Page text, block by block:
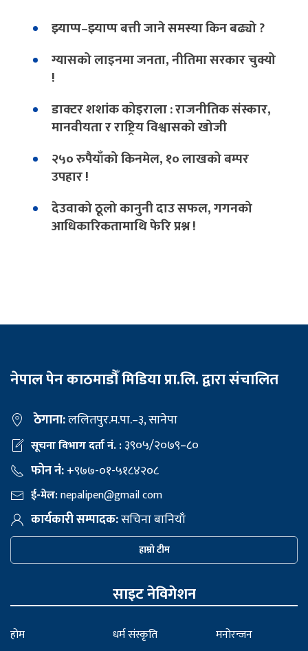
झ्याप्प–झ्याप्प बत्ती जाने समस्या किन बढ्यो ?
ग्यासको लाइनमा जनता, नीतिमा सरकार चुक्यो
!
डाक्टर शशांक कोइराला : राजनीतिक संस्कार,
मानवीयता र राष्ट्रिय विश्वासको खोजी
२५० रुपैयाँको किनमेल, १० लाखको बम्पर
उपहार !
देउवाको ठूलो कानुनी दाउ सफल, गगनको
आधिकारिकतामाथि फेरि प्रश्न !
नेपाल पेन काठमाडौँ मिडिया प्रा.लि. द्वारा संचालित
ठेगाना:ललितपुर.म.पा.–३, सानेपा
सूचना विभाग दर्ता नं. :३९०५/२०७९–८०
फोन नं:+९७७-०१-५१८४२०८
ई-मेल:nepalipen@gmail com
कार्यकारी सम्पादक:सचिना बानियाँ
हाम्रो टीम
साइट नेविगेशन
होम
धर्म संस्कृति
मनोरन्जन